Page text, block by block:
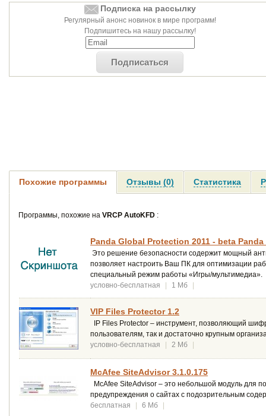
Подписка на рассылку
Регулярный анонс новинок в мире программ!
Подпишитесь на нашу рассылку!
Подписаться
Похожие программы Отзывы (0) Статистика
Программы, похожие на VRCP AutoKFD :
Panda Global Protection 2011 - beta
Это решение безопасности содержит мощный
позволяет настроить Ваш ПК для оптимизации
специальный режим работы «Игры/мультимедиа».
условно-бесплатная
| 1 Мб |
VIP Files Protector 1.2
IP Files Protector – инструмент, позволяющий
пользователям, так и достаточно крупным
условно-бесплатная
| 2 Мб |
McAfee SiteAdvisor 3.1.0.175
McAfee SiteAdvisor – это небольшой модуль для
предупреждения о сайтах с подозрительным
бесплатная
| 6 Мб |